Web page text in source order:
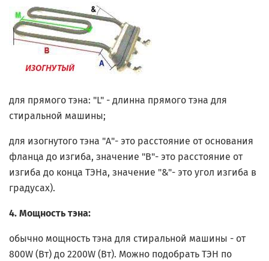
для прямого тэна: "L" - длинна прямого тэна для
стиральной машины;
для изогнутого тэна "A"- это расстояние от основания
фланца до изгиба, значение "B"- это расстояние от
изгиба до конца ТЭНа, значение "&"- это угол изгиба в
градусах).
4. Мощность тэна:
обычно мощность тэна для стиральной машины - от
800W (Вт) до 2200W (Вт). Можно подобрать ТЭН по